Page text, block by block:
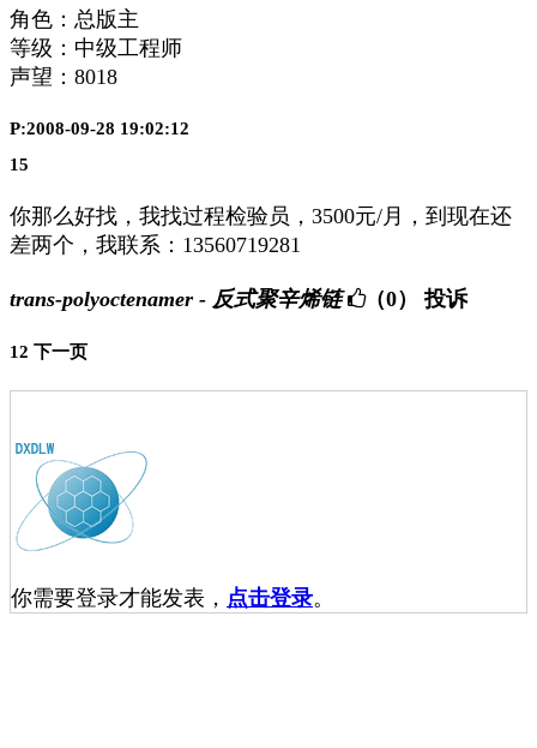
角色：总版主
等级：中级工程师
声望： 8018
P:2008-09-28 19:02:12
15
你那么好找，我找过程检验员，3500元/月，到现在还
差两个，我联系：13560719281
trans-polyoctenamer - 反式聚辛烯链 （0） 投诉
12 下一页
你需要登录才能发表， 点击登录。